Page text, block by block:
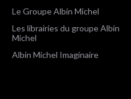
Le Groupe Albin Michel
Les librairies du groupe Albin
Michel
Albin Michel Imaginaire